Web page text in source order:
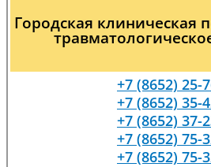
Городская клиническая
+7 (8652) 25-
+7 (8652) 35-
+7 (8652) 37-
+7 (8652) 75-
+7 (8652) 75-